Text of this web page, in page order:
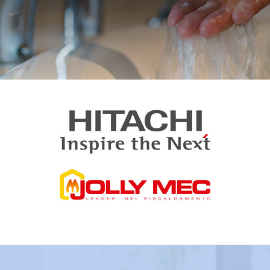
Voir nos produits
et sanitaires
co 2 Energies vous propose des solutions alternatives,